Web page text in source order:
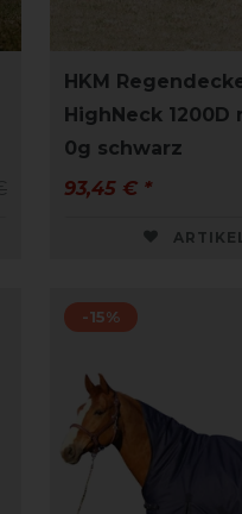
HKM
HighNeck
0g schwarz
93,45 € *
-15%